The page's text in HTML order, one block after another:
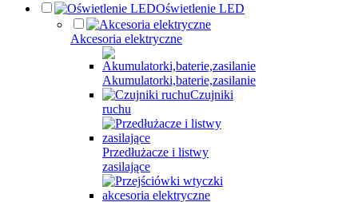
Oświetlenie LED
Akcesoria elektryczne
Akumulatorki,baterie,zasilanie
Czujniki
ruchu
Przedłużacze i listwy
zasilające